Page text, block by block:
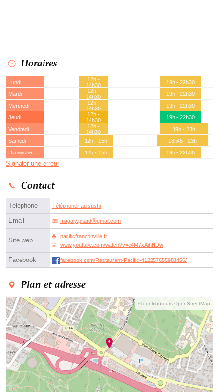
Horaires
Lundi
12h -
14h30
19h - 22h30
Mardi
12h -
14h30
19h - 22h30
Mercredi
12h -
14h30
19h - 22h30
Jeudi
12h -
14h30
19h - 22h30
Vendredi
12h -
14h30
19h - 23h
Samedi
12h - 15h
18h45 - 23h
Dimanche
12h - 15h 19h - 22h30
Signaler une erreur
Contact
Téléphone Téléphoner au sushi
Email magaly.pitardⓐgmail.com
Site web
pacificfranconville.fr
www.youtube.com/watch?v=e4M7xAihHDw
Facebook facebook.com/Restaurant-Pacific-412257655983456/
Plan et adresse
© contributeurs OpenStreetMap